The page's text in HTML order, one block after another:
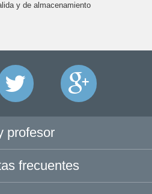
y de almacenamiento
profesor
frecuentes